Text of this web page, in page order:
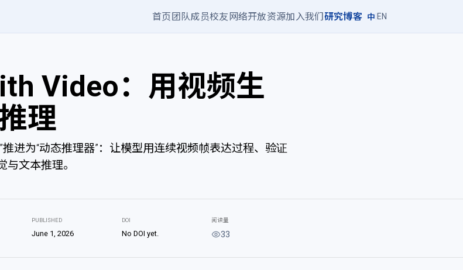
首页 团队成员校友网络开放资源加入我们 研究博客 中 EN
Video：用视频生
理
进为“动态推理器”：让模型用连续视频帧表达过程、验证
文本推理。
PUBLISHED
June 1, 2026
DOI
No DOI yet.
阅读量
33